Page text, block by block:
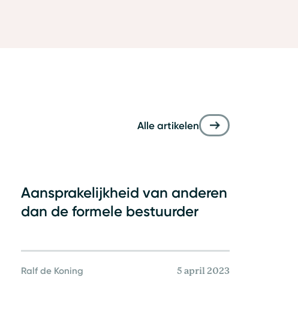
Alle artikelen
Aansprakelijkheid van anderen
dan de formele bestuurder
Ralf de Koning 5 april 2023